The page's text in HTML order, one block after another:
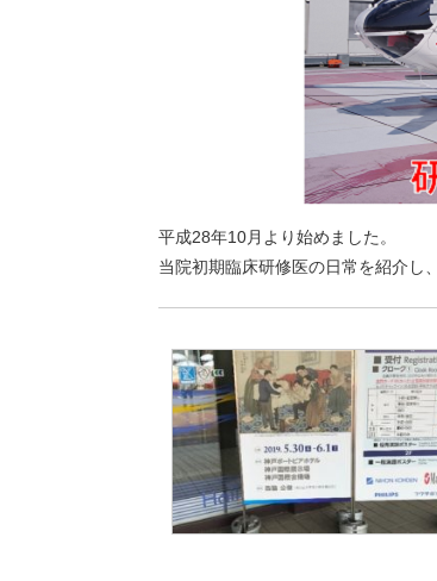
平成28年10月より始めました。
当院初期臨床研修医の日常を紹介し